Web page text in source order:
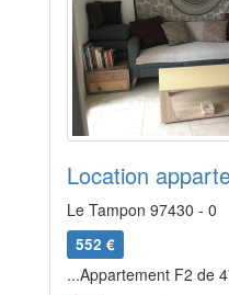
Location
Le Tampon 97430 - 0
552 €
...Appartement F2 de